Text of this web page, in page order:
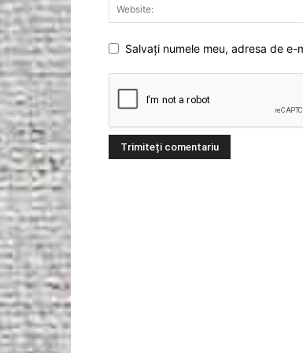
Salvați numele meu, adresa de